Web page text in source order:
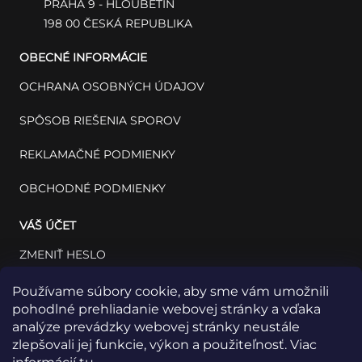
Používame súbory cookie, aby sme vám umožnili
pohodlné prehliadanie webovej stránky a vďaka
analýze prevádzky webovej stránky neustále
zlepšovali jej funkcie, výkon a použiteľnosť. Viac
PRAHA 9 - HLOUBĚTÍN
198 00 ČESKÁ REPUBLIKA
OBECNÉ INFORMÁCIE
OCHRANA OSOBNÝCH ÚDAJOV
SPÔSOB RIEŠENIA SPOROV
REKLAMAČNÉ PODMIENKY
OBCHODNÉ PODMIENKY
VÁŠ ÚČET
ZMENIŤ HESLO
VÁŠ PROFIL
VAŠE OBJEDNÁVKY